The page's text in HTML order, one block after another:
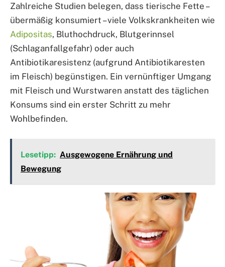
Zahlreiche Studien belegen, dass tierische Fette –
übermäßig konsumiert – viele Volkskrankheiten wie
Adipositas, Bluthochdruck, Blutgerinnsel
(Schlaganfallgefahr) oder auch
Antibiotikaresistenz (aufgrund Antibiotikaresten
im Fleisch) begünstigen. Ein vernünftiger Umgang
mit Fleisch und Wurstwaren anstatt des täglichen
Konsums sind ein erster Schritt zu mehr
Wohlbefinden.
Lesetipp: Ausgewogene Ernährung und
Bewegung